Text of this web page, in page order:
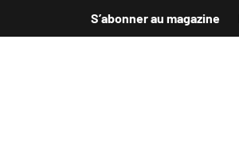
S’abonner au magazine